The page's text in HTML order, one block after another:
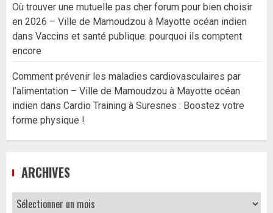
Où trouver une mutuelle pas cher forum pour bien choisir
en 2026 – Ville de Mamoudzou à Mayotte océan indien
dans Vaccins et santé publique: pourquoi ils comptent
encore
Comment prévenir les maladies cardiovasculaires par
l’alimentation – Ville de Mamoudzou à Mayotte océan
indien dans Cardio Training à Suresnes : Boostez votre
forme physique !
ARCHIVES
Archives